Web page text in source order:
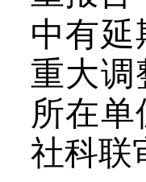
中有延
重大调
所在
社科联